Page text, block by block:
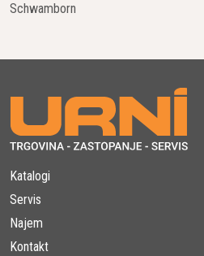
Schwamborn
Katalogi
Servis
Najem
Kontakt